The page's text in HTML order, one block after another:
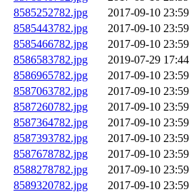
8585252782.jpg
2017-09-10 23:59
8585443782.jpg
2017-09-10 23:59
8585466782.jpg
2017-09-10 23:59
8586583782.jpg
2019-07-29 17:44
8586965782.jpg
2017-09-10 23:59
8587063782.jpg
2017-09-10 23:59
8587260782.jpg
2017-09-10 23:59
8587364782.jpg
2017-09-10 23:59
8587393782.jpg
2017-09-10 23:59
8587678782.jpg
2017-09-10 23:59
8588278782.jpg
2017-09-10 23:59
8589320782.jpg
2017-09-10 23:59